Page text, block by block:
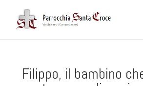
Filippo, il bambino